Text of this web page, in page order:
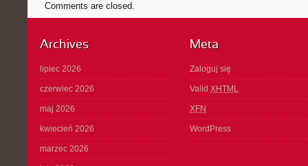
Comments are closed.
Archives
lipiec 2026
czerwiec 2026
maj 2026
kwiecień 2026
marzec 2026
Meta
Zaloguj się
Valid XHTML
XFN
WordPress